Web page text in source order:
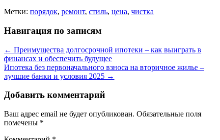
Метки: порядок, ремонт, стиль, цена, чистка
Навигация по записям
← Преимущества долгосрочной ипотеки – как выиграть в
финансах и обеспечить будущее
Ипотека без первоначального взноса на вторичное жилье –
лучшие банки и условия 2025 →
Добавить комментарий
Ваш адрес email не будет опубликован. Обязательные поля
помечены *